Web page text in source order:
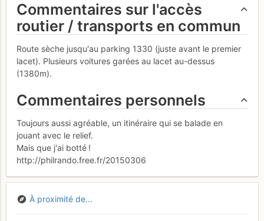
Commentaires sur l'accès
routier / transports en commun
Route sèche jusqu'au parking 1330 (juste avant le premier
lacet). Plusieurs voitures garées au lacet au-dessus
(1380m).
Commentaires personnels
Toujours aussi agréable, un itinéraire qui se balade en
jouant avec le relief.
Mais que j'ai botté !
http://philrando.free.fr/20150306
À proximité de...